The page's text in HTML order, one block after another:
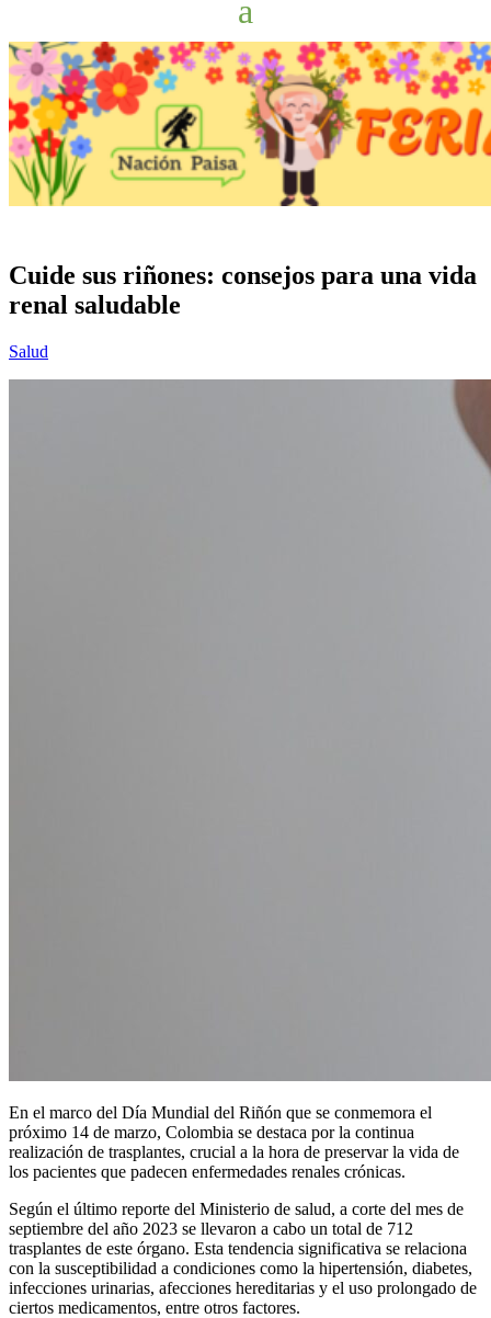
Cuide sus riñones: consejos para una vida
renal saludable
Salud
En el marco del Día Mundial del Riñón que se conmemora el
próximo 14 de marzo, Colombia se destaca por la continua
realización de trasplantes, crucial a la hora de preservar la vida de
los pacientes que padecen enfermedades renales crónicas.
Según el último reporte del Ministerio de salud, a corte del mes de
septiembre del año 2023 se llevaron a cabo un total de 712
trasplantes de este órgano. Esta tendencia significativa se relaciona
con la susceptibilidad a condiciones como la hipertensión, diabetes,
infecciones urinarias, afecciones hereditarias y el uso prolongado de
ciertos medicamentos, entre otros factores.